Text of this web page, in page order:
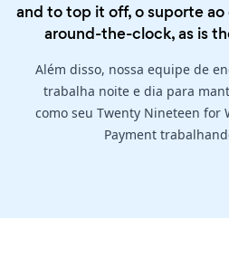
and to top it off, o suporte
around-the-clock, as is
Além disso, nossa equipe de
trabalha noite e dia para
como seu Twenty Nineteen for
Payment